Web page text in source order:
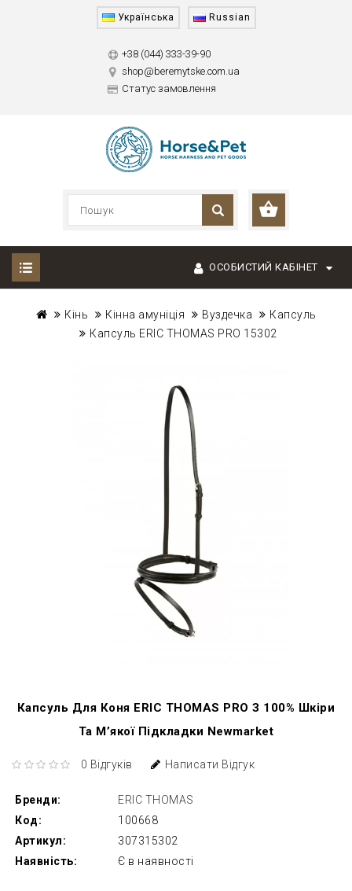
Українська Russian
+38 (044) 333-39-90
shop@beremytske.com.ua
Статус замовлення
ОСОБИСТИЙ КАБІНЕТ
Кінь Кінна амуніція Вуздечка
Капсуль
Капсуль ERIC THOMAS PRO 15302
Капсуль Для Коня ERIC THOMAS PRO З 100% Шкіри
Та М’якої Підкладки Newmarket
0 Відгуків Написати Відгук
Бренди:
ERIC THOMAS
Код:
100668
Артикул:
307315302
Наявність:
Є в наявності